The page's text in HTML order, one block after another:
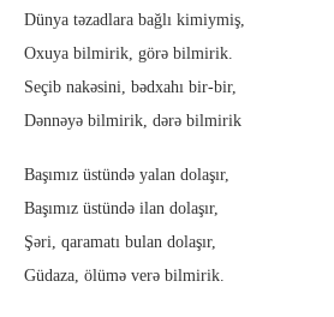
Dünya təzadlara bağlı kimiymiş,
Oxuya bilmirik, görə bilmirik.
Seçib nakəsini, bədxahı bir-bir,
Dənnəyə bilmirik, dərə bilmirik
Başımız üstündə yalan dolaşır,
Başımız üstündə ilan dolaşır,
Şəri, qaramatı bulan dolaşır,
Güdaza, ölümə verə bilmirik.